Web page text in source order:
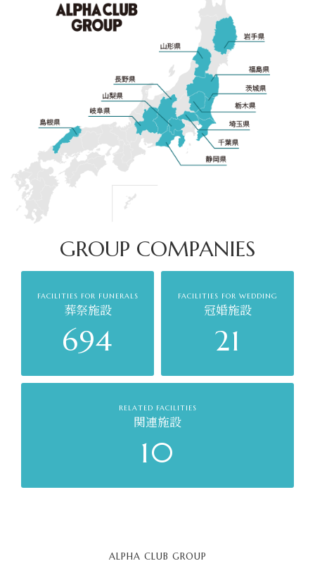
GROUP COMPANIES
FACILITIES FOR FUNERALS
葬祭施設
694
FACILITIES FOR WEDDING
冠婚施設
21
RELATED FACILITIES
関連施設
10
ALPHA CLUB GROUP